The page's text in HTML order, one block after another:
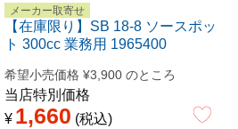
メーカー取寄せ
【在庫限り】SB 18-8 ソースポッ
ト 300cc 業務用 1965400
希望小売価格 ¥3,900 のところ
当店特別価格
¥ 1,660 税込